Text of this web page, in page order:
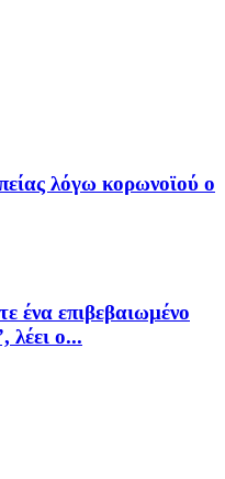
λόγω κορωνοϊού ο
ένα επιβεβαιωμένο
λέει ο...